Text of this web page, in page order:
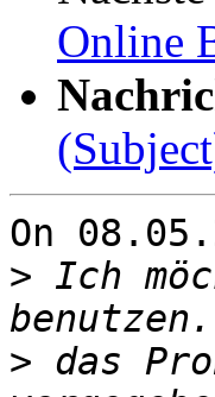
Online
On
> Ich
> das